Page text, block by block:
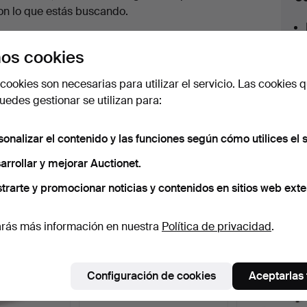
lo que estás buscando.
tan pronto como dispongamos del lote.
archivo que coinciden con tu
cookies
son necesarias para utilizar el servicio. Las cookies
gestionar se utilizan para:
el contenido y las funciones según cómo utilices el
y mejorar Auctionet.
y promocionar noticias y contenidos en sitios web
más información en nuestra Política de privacidad.
Configuración de cookies Aceptarlas